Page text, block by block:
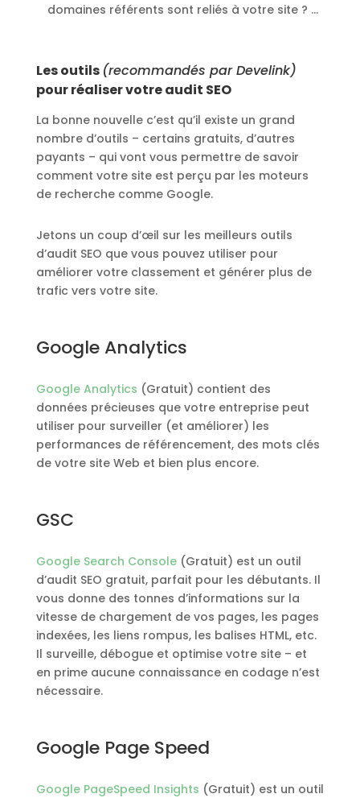
domaines référents sont reliés à votre site ? …
Les outils (recommandés par Develink)
pour réaliser votre audit SEO
La bonne nouvelle c’est qu’il existe un grand
nombre d’outils – certains gratuits, d’autres
payants – qui vont vous permettre de savoir
comment votre site est perçu par les moteurs
de recherche comme Google.
Jetons un coup d’œil sur les meilleurs outils
d’audit SEO que vous pouvez utiliser pour
améliorer votre classement et générer plus de
trafic vers votre site.
Google Analytics
Google Analytics (Gratuit) contient des
données précieuses que votre entreprise peut
utiliser pour surveiller (et améliorer) les
performances de référencement, des mots clés
de votre site Web et bien plus encore.
GSC
Google Search Console(Gratuit) est un outil
d’audit SEO gratuit, parfait pour les débutants. Il
vous donne des tonnes d’informations sur la
vitesse de chargement de vos pages, les pages
indexées, les liens rompus, les balises HTML, etc.
Il surveille, débogue et optimise votre site – et
en prime aucune connaissance en codage n’est
nécessaire.
Google Page Speed
Google PageSpeed ​​Insights (Gratuit) est un outil